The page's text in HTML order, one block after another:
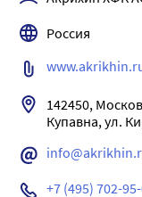
волос, увеличению
части головы,
выпадающих
толщины волос,
по субъективной
Если улучшение не
ухудшение,
Россия
142450,
Купавна, ул.
+7 (495) 702-